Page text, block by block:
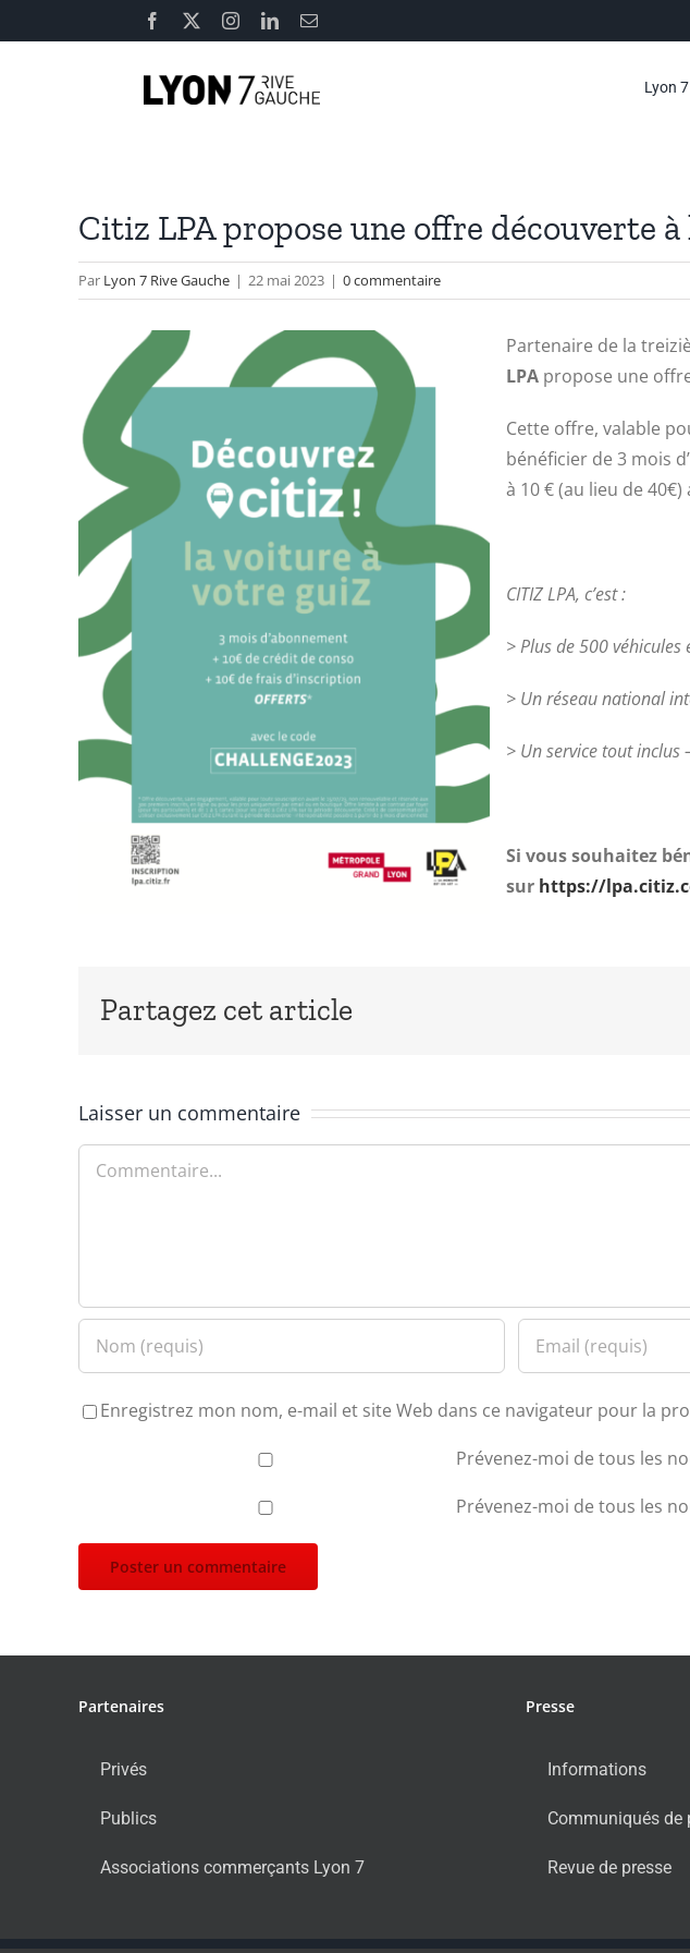
au
Facebook InstagramLinkedInEmail
Lyon
Citiz LPA propose une offre découverte
Par Lyon 7 Rive Gauche | 22 mai 2023 | 0 commentaire
Partenaire de la
LPA propose une
Cette offre, valable
bénéficier de 3 mois
à 10 € (au lieu de 40€)
CITIZ LPA, c’est :
> Plus de 500
> Un réseau national
> Un service tout
Si vous souhaitez
sur https://
Partagez cet article
Laisser un commentaire
Commentaire
Enregistrez mon nom, e-mail et site Web dans ce navigateur pour la
Prévenez-moi de tous les
Prévenez-moi de tous les
Partenaires
Privés
Publics
Associations commerçants Lyon 7
Presse
Informations
Communiqués de
Revue de presse